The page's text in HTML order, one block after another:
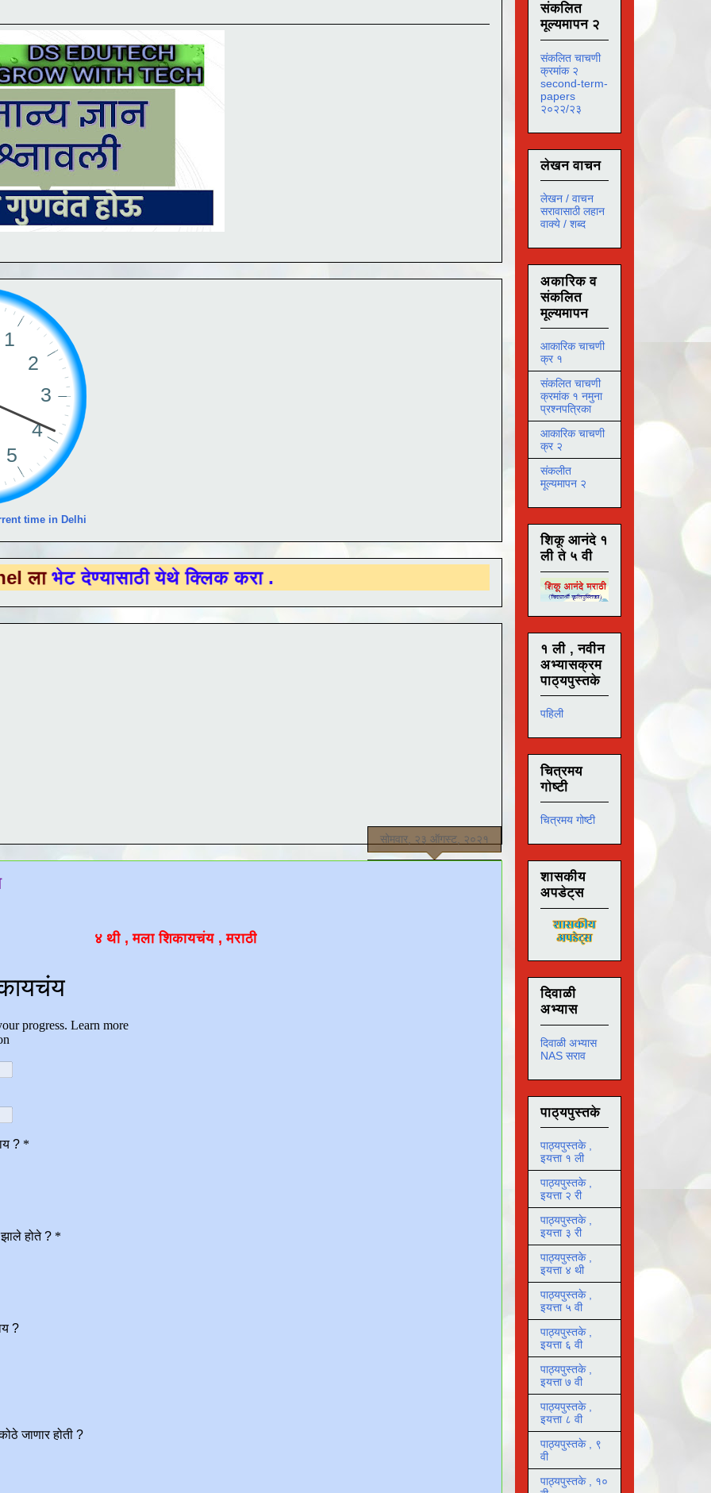
time in Delhi
येथे क्लिक करा .
सोमवार, २३ ऑगस्ट, २०२१
४ थी , मला शिकायचंय , मराठी
संकलित
मूल्यमापन २
संकलित चाचणी
क्रमांक २
second-term-
papers
२०२२/२३
लेखन वाचन
लेखन / वाचन
सरावासाठी लहान
वाक्ये / शब्द
अकारिक व
संकलित
मूल्यमापन
आकारिक चाचणी
क्र १
संकलित चाचणी
क्रमांक १ नमुना
प्रश्नपत्रिका
आकारिक चाचणी
क्र २
संकलीत
मूल्यमापन २
शिकू आनंदे १
ली ते ५ वी
१ ली , नवीन
अभ्यासक्रम
पाठ्यपुस्तके
पहिली
चित्रमय
गोष्टी
चित्रमय गोष्टी
शासकीय
अपडेट्स
दिवाळी
अभ्यास
दिवाळी अभ्यास
NAS सराव
पाठ्यपुस्तके
पाठ्यपुस्तके ,
इयत्ता १ ली
पाठ्यपुस्तके ,
इयत्ता २ री
पाठ्यपुस्तके ,
इयत्ता ३ री
पाठ्यपुस्तके ,
इयत्ता ४ थी
पाठ्यपुस्तके ,
इयत्ता ५ वी
पाठ्यपुस्तके ,
इयत्ता ६ वी
पाठ्यपुस्तके ,
इयत्ता ७ वी
पाठ्यपुस्तके ,
इयत्ता ८ वी
पाठ्यपुस्तके , ९
वी
पाठ्यपुस्तके , १०